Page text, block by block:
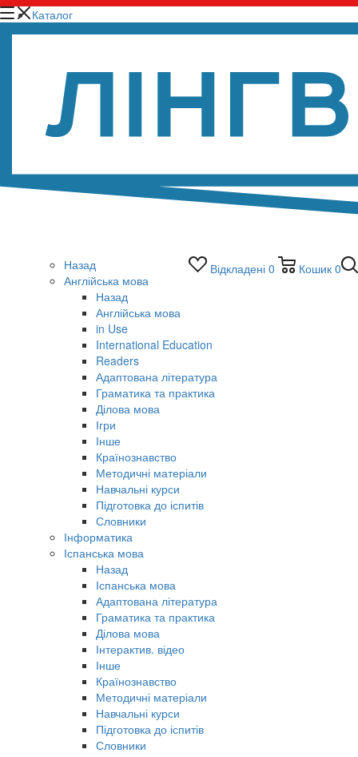
Відкладені 0 Кошик 0
Каталог
Назад
Англійська мова
Назад
Англійська мова
in Use
International Education
Readers
Адаптована література
Граматика та практика
Ділова мова
Ігри
Інше
Країнознавство
Методичні матеріали
Навчальні курси
Підготовка до іспитів
Словники
Інформатика
Іспанська мова
Назад
Іспанська мова
Адаптована література
Граматика та практика
Ділова мова
Інтерактив. відео
Інше
Країнознавство
Методичні матеріали
Навчальні курси
Підготовка до іспитів
Словники